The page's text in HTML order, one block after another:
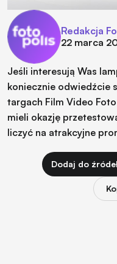
Redakcja
22 marca
Jeśli interesują Was
koniecznie odwiedźcie
targach Film Video
mieli okazję
liczyć na atrakcyjne
Dodaj do